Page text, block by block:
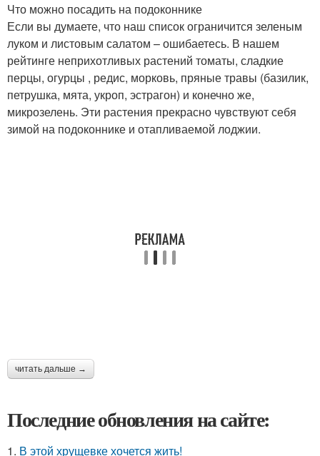
Что можно посадить на подоконнике
Если вы думаете, что наш список ограничится зеленым
луком и листовым салатом – ошибаетесь. В нашем
рейтинге неприхотливых растений томаты, сладкие
перцы, огурцы , редис, морковь, пряные травы (базилик,
петрушка, мята, укроп, эстрагон) и конечно же,
микрозелень. Эти растения прекрасно чувствуют себя
зимой на подоконнике и отапливаемой лоджии.
читать дальше →
Последние обновления на сайте:
1. В этой хрущевке хочется жить!